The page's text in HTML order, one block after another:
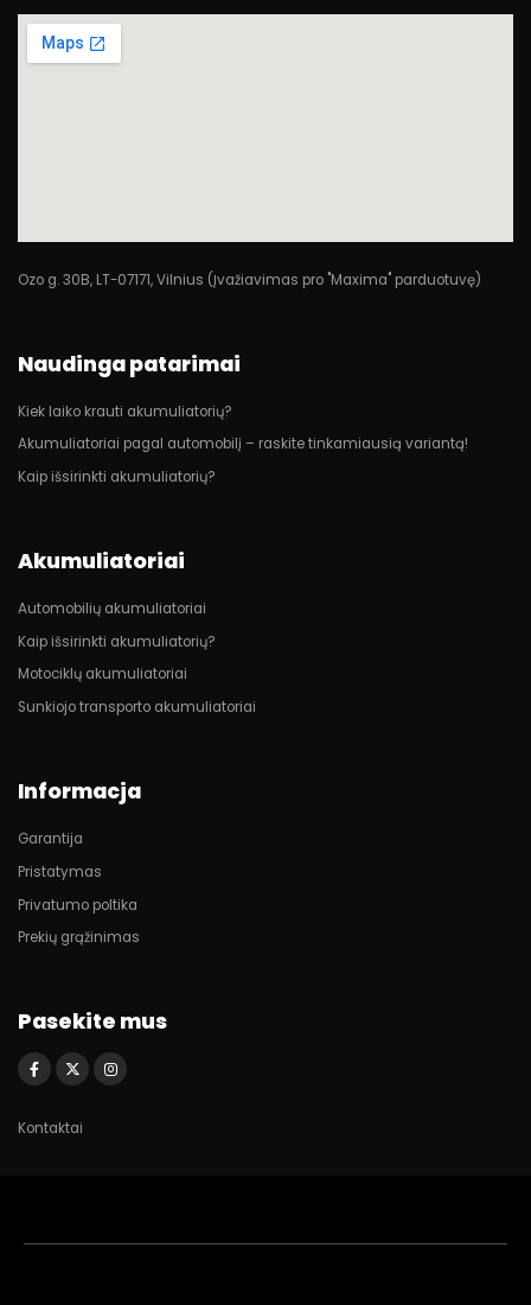
Ozo g. 30B, LT-07171, Vilnius (Įvažiavimas pro "Maxima" parduotuvę)
Naudinga patarimai
Kiek laiko krauti akumuliatorių?
Akumuliatoriai pagal automobilį – raskite tinkamiausią variantą!
Kaip išsirinkti akumuliatorių?
Akumuliatoriai
Automobilių akumuliatoriai
Kaip išsirinkti akumuliatorių?
Motociklų akumuliatoriai
Sunkiojo transporto akumuliatoriai
Informacja
Garantija
Pristatymas
Privatumo poltika
Prekių grąžinimas
Pasekite mus
Kontaktai